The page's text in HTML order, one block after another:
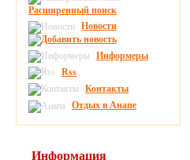
Расширенный поиск
Новости
Информеры
Rss
Контакты
Отдых в Анапе
Информация